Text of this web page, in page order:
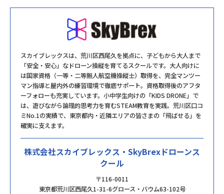
スカイブレックスは、荒川区西尾久を拠点に、子どもから大人まで
「安全・安心」なドローン操縦を育てるスクールです。大人向けに
は国家資格（一等・二等無人航空機操縦士）取得を、完全マンツー
マン指導と屋内外の練習環境で徹底サポート。資格取得後のアフタ
ーフォローも充実しています。小中学生向けの「KIDS DRONE」で
は、遊びながら論理的思考力を育むSTEAM教育を実践。荒川区口コ
ミNo.1の実績で、東京都内・近隣エリアの皆さまの「飛ばせる」を
確実に支えます。
株式会社スカイブレックス・SkyBrexドローンス
クール
〒116-0011
東京都荒川区西尾久1-31-6グロース・バウム63-102号